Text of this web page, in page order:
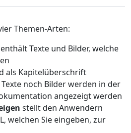
Themen-Arten:
enthält Texte und Bilder, welche
als Kapitelüberschrift
noch Bilder werden in der
angezeigt werden
stellt den Anwendern
welchen Sie eingeben, zur